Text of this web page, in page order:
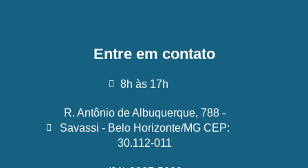
Entre em contato
8h às 17h
R. Antônio de Albuquerque, 788 -
Savassi - Belo Horizonte/MG CEP:
30.112-011